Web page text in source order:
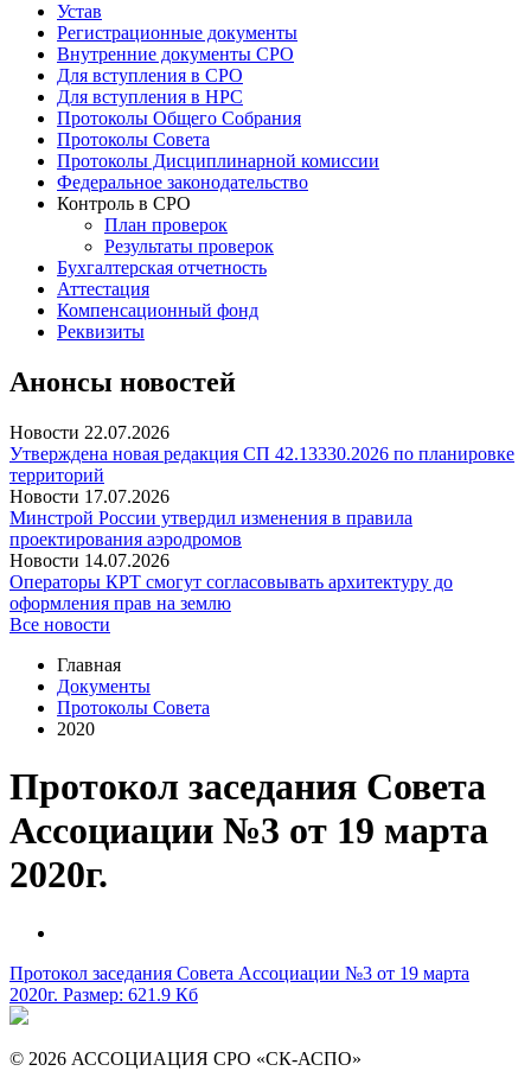
Устав
Регистрационные документы
Внутренние документы СРО
Для вступления в СРО
Для вступления в НРС
Протоколы Общего Собрания
Протоколы Совета
Протоколы Дисциплинарной комиссии
Федеральное законодательство
Контроль в СРО
План проверок
Результаты проверок
Бухгалтерская отчетность
Аттестация
Компенсационный фонд
Реквизиты
Анонсы новостей
Новости 22.07.2026
Утверждена новая редакция СП 42.13330.2026 по планировке
территорий
Новости 17.07.2026
Минстрой России утвердил изменения в правила
проектирования аэродромов
Новости 14.07.2026
Операторы КРТ смогут согласовывать архитектуру до
оформления прав на землю
Все новости
Главная
Документы
Протоколы Совета
2020
Протокол заседания Совета
Ассоциации №3 от 19 марта
2020г.
Протокол заседания Совета Ассоциации №3 от 19 марта
2020г. Размер: 621.9 Кб
© 2026 АССОЦИАЦИЯ СРО «СК-АСПО»